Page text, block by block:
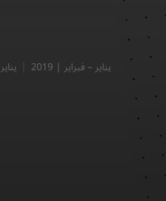
يناير – فبراير | 2019 يناير 15, 2019